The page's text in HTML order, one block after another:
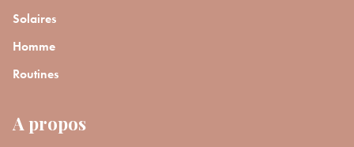
Solaires
Homme
Routines
A propos